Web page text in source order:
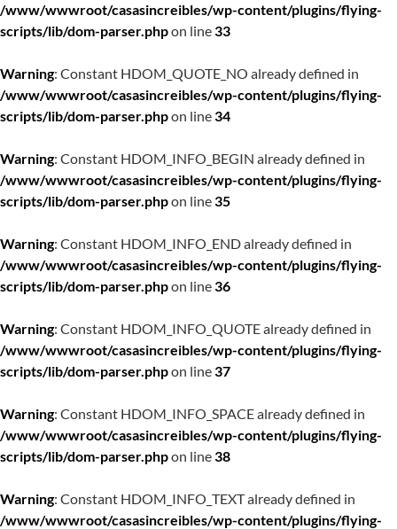
/www/wwwroot/casasincreibles/wp-content/plugins/flying-
scripts/lib/dom-parser.phpon line33
Warning: Constant HDOM_QUOTE_NO already defined in
/www/wwwroot/casasincreibles/wp-content/plugins/flying-
scripts/lib/dom-parser.phpon line34
Warning: Constant HDOM_INFO_BEGIN already defined in
/www/wwwroot/casasincreibles/wp-content/plugins/flying-
scripts/lib/dom-parser.phpon line35
Warning: Constant HDOM_INFO_END already defined in
/www/wwwroot/casasincreibles/wp-content/plugins/flying-
scripts/lib/dom-parser.phpon line36
Warning: Constant HDOM_INFO_QUOTE already defined in
/www/wwwroot/casasincreibles/wp-content/plugins/flying-
scripts/lib/dom-parser.phpon line37
Warning: Constant HDOM_INFO_SPACE already defined in
/www/wwwroot/casasincreibles/wp-content/plugins/flying-
scripts/lib/dom-parser.phpon line38
Warning: Constant HDOM_INFO_TEXT already defined in
/www/wwwroot/casasincreibles/wp-content/plugins/flying-